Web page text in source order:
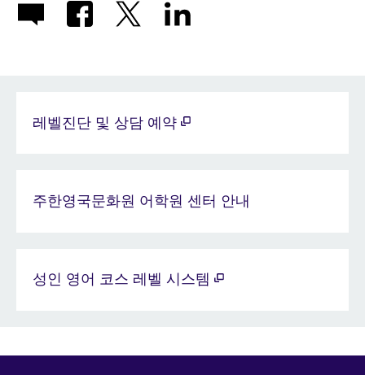
레벨진단 및 상담 예약
주한영국문화원 어학원 센터 안내
성인 영어 코스 레벨 시스템